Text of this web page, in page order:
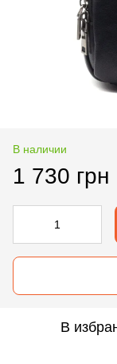
В наличии
1 730 грн
В